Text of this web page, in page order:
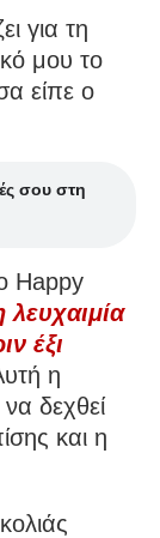
για τη
μου το
είπε ο
σου στη
Happy
λευχαιμία
έξι
η
δεχθεί
και η